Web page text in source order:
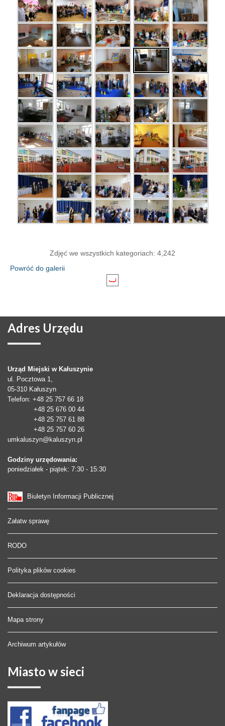
Zdjęć we wszystkich kategoriach: 4,242
Powróć do galerii
Adres Urzędu
Urząd Miejski w Kałuszynie
ul. Pocztowa 1,
05-310 Kałuszyn
Telefon: +48 25 757 66 18
+48 25 676 00 44
+48 25 757 61 88
+48 25 757 60 26
umkaluszyn@kaluszyn.pl
Godziny urzędowania:
poniedziałek - piątek: 7:30 - 15:30
Biuletyn Informacji Publicznej
Załatw sprawę
RODO
Polityka plików cookies
Deklaracja dostępności
Mapa strony
Archiwum artykułów
Miasto w sieci